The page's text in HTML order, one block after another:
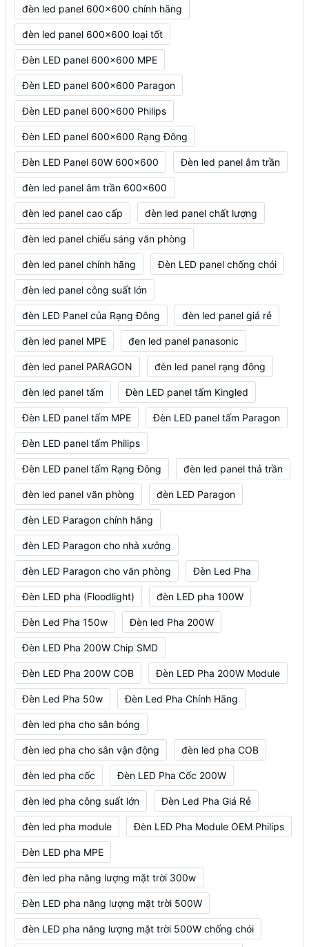
đèn led panel 600x600 chính hãng
đèn led panel 600x600 loại tốt
Đèn LED panel 600x600 MPE
Đèn LED panel 600x600 Paragon
Đèn LED panel 600x600 Philips
Đèn LED panel 600x600 Rạng Đông
Đèn LED Panel 60W 600x600 Đèn led panel âm trần
đèn led panel âm trần 600x600
đèn led panel cao cấp đèn led panel chất lượng
đèn led panel chiếu sáng văn phòng
đèn led panel chính hãng Đèn LED panel chống chói
đèn led panel công suất lớn
đèn LED Panel của Rạng Đông đèn led panel giá rẻ
đèn led panel MPE đen led panel panasonic
đèn led panel PARAGON đèn led panel rạng đông
đèn led panel tấm Đèn LED panel tấm Kingled
Đèn LED panel tấm MPE Đèn LED panel tấm Paragon
Đèn LED panel tấm Philips
Đèn LED panel tấm Rạng Đông đèn led panel thả trần
đèn led panel văn phòng đèn LED Paragon
đèn LED Paragon chính hãng
đèn LED Paragon cho nhà xưởng
đèn LED Paragon cho văn phòng Đèn Led Pha
Đèn LED pha (Floodlight) đèn LED pha 100W
Đèn Led Pha 150w Đèn led Pha 200W
Đèn LED Pha 200W Chip SMD
Đèn LED Pha 200W COB Đèn LED Pha 200W Module
Đèn Led Pha 50w Đèn Led Pha Chính Hãng
đèn led pha cho sân bóng
đèn led pha cho sân vận động đèn led pha COB
đèn led pha cốc Đèn LED Pha Cốc 200W
đèn led pha công suất lớn Đèn Led Pha Giá Rẻ
đèn led pha module Đèn LED Pha Module OEM Philips
Đèn LED pha MPE
đèn led pha năng lượng mặt trời 300w
Đèn LED pha năng lượng mặt trời 500W
đèn LED pha năng lượng mặt trời 500W chống chói